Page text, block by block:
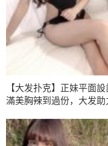
【大发扑克】正妹平面
滿美胸辣到過份，大发助